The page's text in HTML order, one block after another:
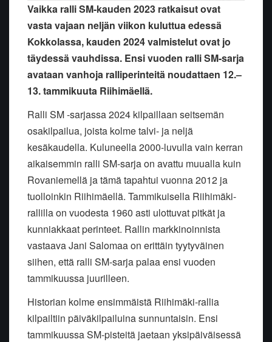
Vaikka ralli SM-kauden 2023 ratkaisut ovat
vasta vajaan neljän viikon kuluttua edessä
Kokkolassa, kauden 2024 valmistelut ovat jo
täydessä vauhdissa. Ensi vuoden ralli SM-sarja
avataan vanhoja ralliperinteitä noudattaen 12.–
13. tammikuuta Riihimäellä.
Ralli SM -sarjassa 2024 kilpaillaan seitsemän
osakilpailua, joista kolme talvi- ja neljä
kesäkaudella. Kuluneella 2000-luvulla vain kerran
aikaisemmin ralli SM-sarja on avattu muualla kuin
Rovaniemellä ja tämä tapahtui vuonna 2012 ja
tuolloinkin Riihimäellä. Tammikuisella Riihimäki-
rallilla on vuodesta 1960 asti ulottuvat pitkät ja
kunniakkaat perinteet. Rallin markkinoinnista
vastaava Jani Salomaa on erittäin tyytyväinen
siihen, että ralli SM-sarja palaa ensi vuoden
tammikuussa juurilleen.
Historian kolme ensimmäistä Riihimäki-rallia
kilpailtiin päiväkilpailuina sunnuntaisin. Ensi
tammikuussa SM-pisteitä jaetaan yksipäiväisessä